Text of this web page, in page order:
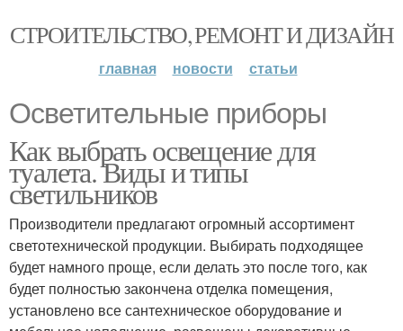
СТРОИТЕЛЬСТВО, РЕМОНТ И ДИЗАЙН
главная новости статьи
Осветительные приборы
Как выбрать освещение для
туалета. Виды и типы
светильников
Производители предлагают огромный ассортимент
светотехнической продукции. Выбирать подходящее
будет намного проще, если делать это после того, как
будет полностью закончена отделка помещения,
установлено все сантехническое оборудование и